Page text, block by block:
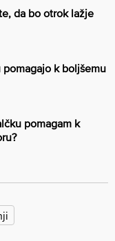
da bo otrok lažje
k boljšemu
pomagam k